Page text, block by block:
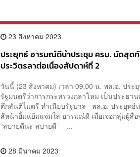
23 สิงหาคม 2023
ประยุทธ์ อารมณ์ดีนำประชุม ครม. นัดสุด
ประวิตรลาต่อเนื่องสัปดาห์ที่ 2
วันนี้ (23 สิงหาคม) เวลา 09.00 น. พล.อ. ปร
รัฐมนตรีว่าการกระทรวงกลาโหม เป็นประธ
ตึกสันติไมตรี ทำเนียบรัฐบาล พล.อ. ประยุทธ์
สีหน้ายิ้มแย้มแจ่มใส อารมณ์ดี เมื่อเจอกลุ่มผู้สื่
“สบายดีนะ สบายดี” ...
28 มีนาคม 2023